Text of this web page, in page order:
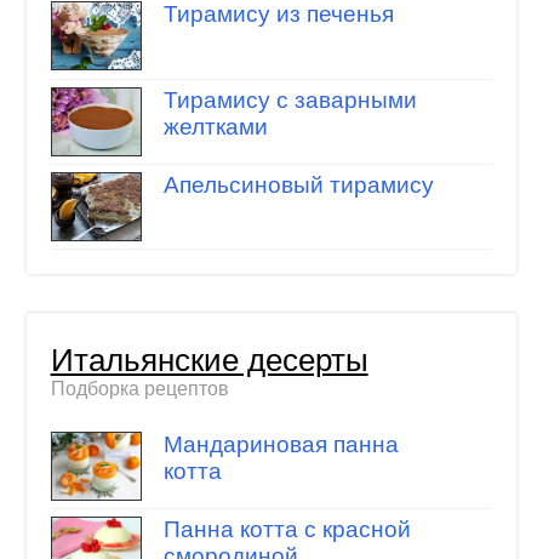
Тирамису из печенья
Тирамису с заварными
желтками
Апельсиновый тирамису
Итальянские десерты
Подборка рецептов
Мандариновая панна
котта
Панна котта с красной